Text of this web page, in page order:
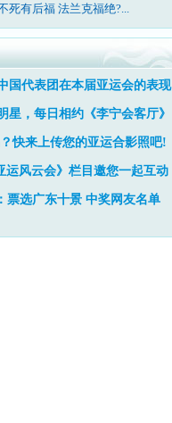
死有后福 法兰克福绝?...
国代表团在本届亚运会的表现
星，每日相约《李宁会客厅》
快来上传您的亚运合影照吧!
运风云会》栏目邀您一起互动
票选广东十景 中奖网友名单